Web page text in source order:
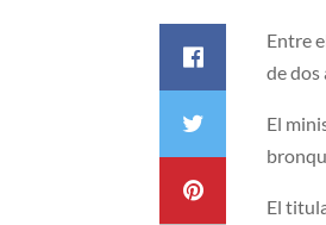
Entre
de dos
El
El